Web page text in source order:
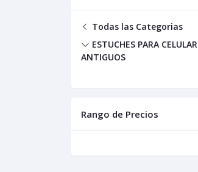
Todas las Categorias
ESTUCHES PARA CELULAR
ANTIGUOS
Rango de Precios